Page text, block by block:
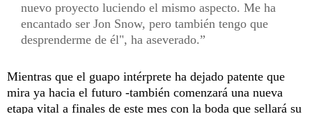
nuevo proyecto luciendo el mismo aspecto. Me ha
encantado ser Jon Snow, pero también tengo que
desprenderme de él", ha aseverado.
Mientras que el guapo intérprete ha dejado patente que
mira ya hacia el futuro -también comenzará una nueva
etapa vital a finales de este mes con la boda que sellará su